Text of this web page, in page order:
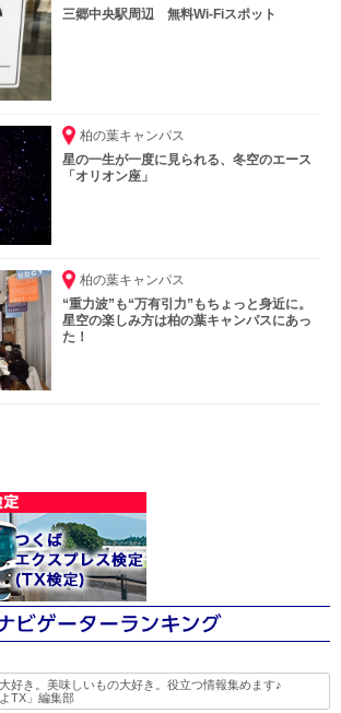
三郷中央駅周辺 無料Wi-Fiスポット
柏の葉キャンパス
星の一生が一度に見られる、冬空のエース
「オリオン座」
柏の葉キャンパス
“重力波”も“万有引力”もちょっと身近に。
星空の楽しみ方は柏の葉キャンパスにあっ
た！
好き。美味しいもの大好き。役立つ情報集めます♪
よTX」編集部